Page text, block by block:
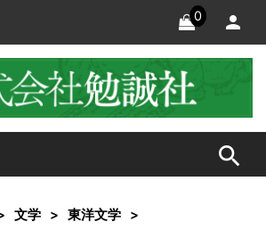
0
search
文学
東洋文学